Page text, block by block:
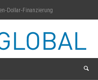
Dollar-Finanzierung
Wave zum Leader
807 Millionen Dollar